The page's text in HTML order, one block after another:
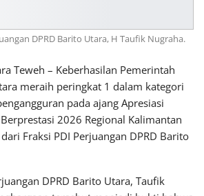
DPRD Barito Utara, H Taufik Nugraha.
Teweh – Keberhasilan Pemerintah
meraih peringkat 1 dalam kategori
pada ajang Apresiasi
2026 Regional Kalimantan
Fraksi PDI Perjuangan DPRD Barito
DPRD Barito Utara, Taufik